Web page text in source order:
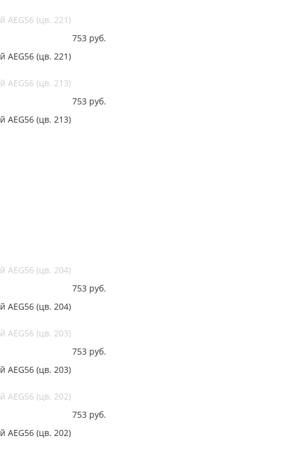
AEG56 (цв. 221)
AEG56 (цв. 221)
753 руб.
AEG56 (цв. 213)
AEG56 (цв. 213)
753 руб.
AEG56 (цв. 204)
AEG56 (цв. 204)
753 руб.
AEG56 (цв. 203)
AEG56 (цв. 203)
753 руб.
AEG56 (цв. 202)
AEG56 (цв. 202)
753 руб.